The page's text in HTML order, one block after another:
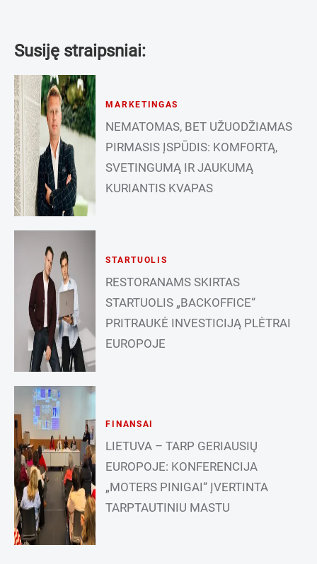
Susiję straipsniai:
MARKETINGAS
NEMATOMAS, BET UŽUODŽIAMAS
PIRMASIS ĮSPŪDIS: KOMFORTĄ,
SVETINGUMĄ IR JAUKUMĄ
KURIANTIS KVAPAS
STARTUOLIS
RESTORANAMS SKIRTAS
STARTUOLIS „BACKOFFICE“
PRITRAUKĖ INVESTICIJĄ PLĖTRAI
EUROPOJE
FINANSAI
LIETUVA – TARP GERIAUSIŲ
EUROPOJE: KONFERENCIJA
„MOTERS PINIGAI“ ĮVERTINTA
TARPTAUTINIU MASTU